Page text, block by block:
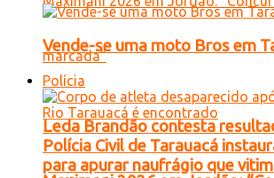
Leda Brandão contesta
Vende-se uma moto Bros em
Polícia
Polícia Civil de Tarauacá
para apurar naufrágio que